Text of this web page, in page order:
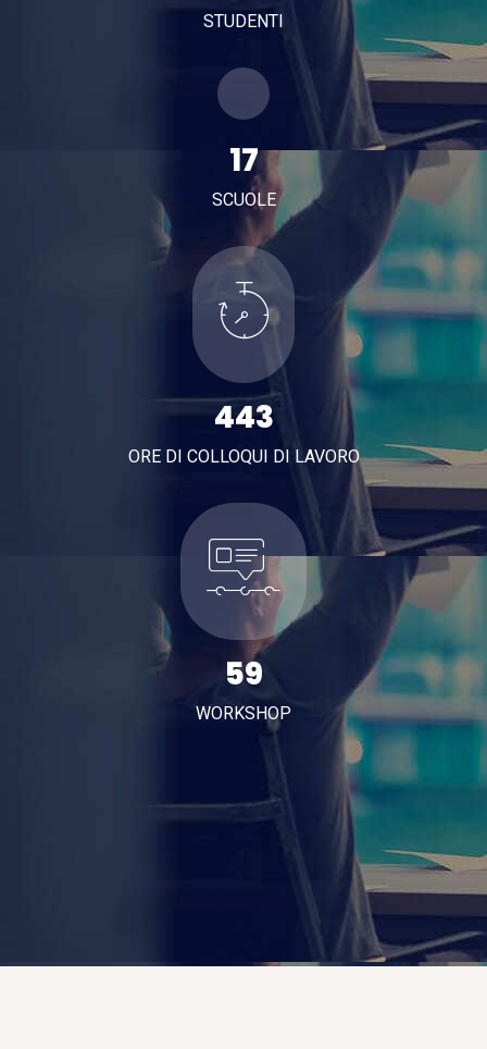
STUDENTI
20
SCUOLE
515
ORE DI COLLOQUI DI LAVORO
71
WORKSHOP